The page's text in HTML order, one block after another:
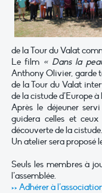
de la Tour du Valat
Le film « Dans la
Anthony Olivier, garde
de la Tour du Valat
de la cistude d’Europe
Après le déjeuner
guidera celles et
découverte de la cistude.
Un atelier sera proposé
Seuls les membres à
l’assemblée.
>> Adhérer à